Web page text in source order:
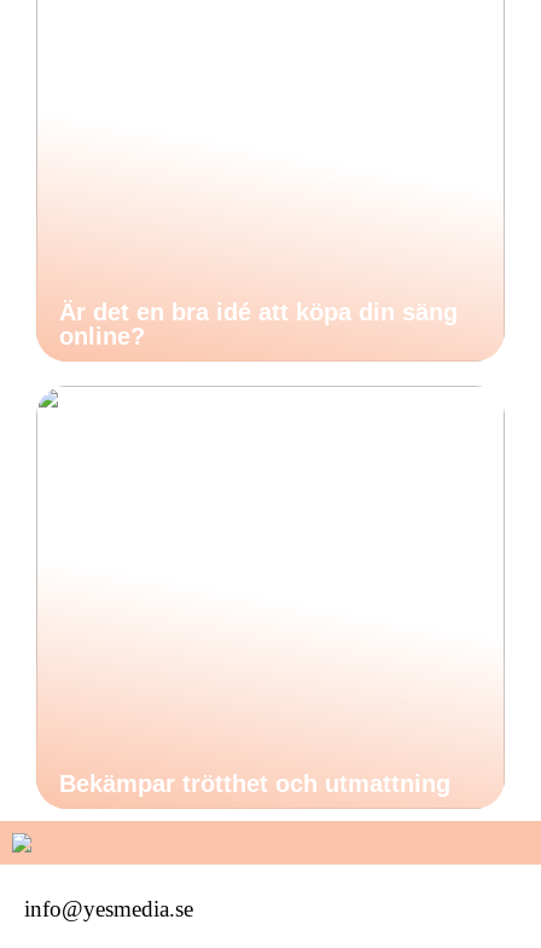
Är det en bra idé att köpa din säng
online?
Bekämpar trötthet och utmattning
info@yesmedia.se